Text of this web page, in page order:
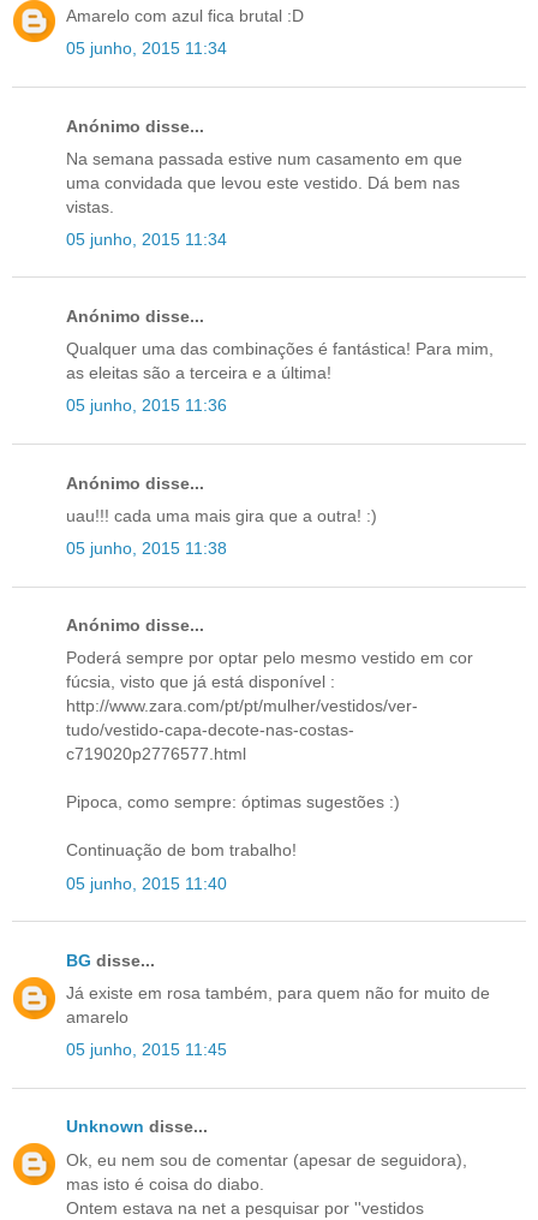
Amarelo com azul fica brutal :D
05 junho, 2015 11:34
Anónimo disse...
Na semana passada estive num casamento em que
uma convidada que levou este vestido. Dá bem nas
vistas.
05 junho, 2015 11:34
Anónimo disse...
Qualquer uma das combinações é fantástica! Para mim,
as eleitas são a terceira e a última!
05 junho, 2015 11:36
Anónimo disse...
uau!!! cada uma mais gira que a outra! :)
05 junho, 2015 11:38
Anónimo disse...
Poderá sempre por optar pelo mesmo vestido em cor
fúcsia, visto que já está disponível :
http://www.zara.com/pt/pt/mulher/vestidos/ver-
tudo/vestido-capa-decote-nas-costas-
c719020p2776577.html
Pipoca, como sempre: óptimas sugestões :)
Continuação de bom trabalho!
05 junho, 2015 11:40
BG disse...
Já existe em rosa também, para quem não for muito de
amarelo
05 junho, 2015 11:45
Unknown disse...
Ok, eu nem sou de comentar (apesar de seguidora),
mas isto é coisa do diabo.
Ontem estava na net a pesquisar por ''vestidos